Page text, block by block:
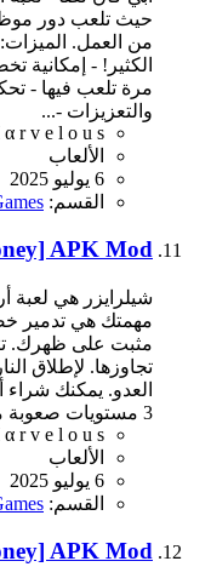
حيث تلعب دور
من العمل.
الكثير! -
مرة تلعب فيها -
والتعزيزات -...
r v e l o u s
الألعاب
6 يوليو 2025
القسم:
APK Mod
شيلرايزر هي لعبة
مهمتك هي تدمير
مثبت على ظهرك.
تجاوزها. لإطلاق
العدو. يمكنك شراء
3 مستويات صعوبة معلومات...
r v e l o u s
الألعاب
6 يوليو 2025
القسم:
APK Mod